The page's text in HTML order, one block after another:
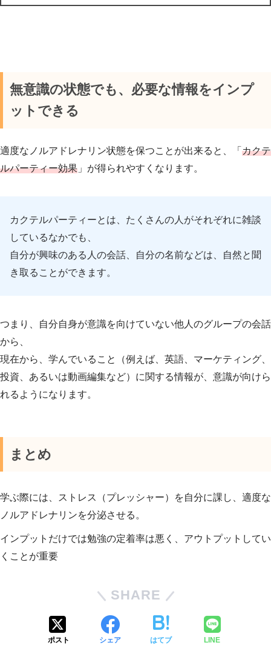
無意識の状態でも、必要な情報をインプ
ットできる
適度なノルアドレナリン状態を保つことが出来ると、「 カクテ
ルパーティー効果 」が得られやすくなります。
カクテルパーティーとは、たくさんの人がそれぞれに雑談
しているなかでも、
自分が興味のある人の会話、自分の名前などは、自然と聞
き取ることができます。
つまり、自分自身が意識を向けていない他人のグループの会話
から、
現在から、学んでいること（例えば、英語、マーケティング、
投資、あるいは動画編集など）に関する情報が、意識が向けら
れるようになります。
まとめ
学ぶ際には、ストレス（プレッシャー）を自分に課し、適度な
ノルアドレナリンを分泌させる。
インプットだけでは勉強の定着率は悪く、アウトプットしてい
くことが重要
SHARE
ポスト シェア はてブ LINE